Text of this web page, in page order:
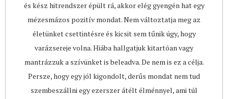
és kész hitrendszer épült rá, akkor elég gyengén hat egy
mézesmázos pozitív mondat. Nem változtatja meg az
életünket csettintésre és kicsit sem tűnik úgy, hogy
varázsereje volna. Hiába hallgatjuk kitartóan vagy
mantrázzuk a szívünket is beleadva. De nem is ez a célja.
Persze, hogy egy jól kigondolt, derűs mondat nem tud
szembeszállni egy ezerszer átélt élménnyel, ami túl